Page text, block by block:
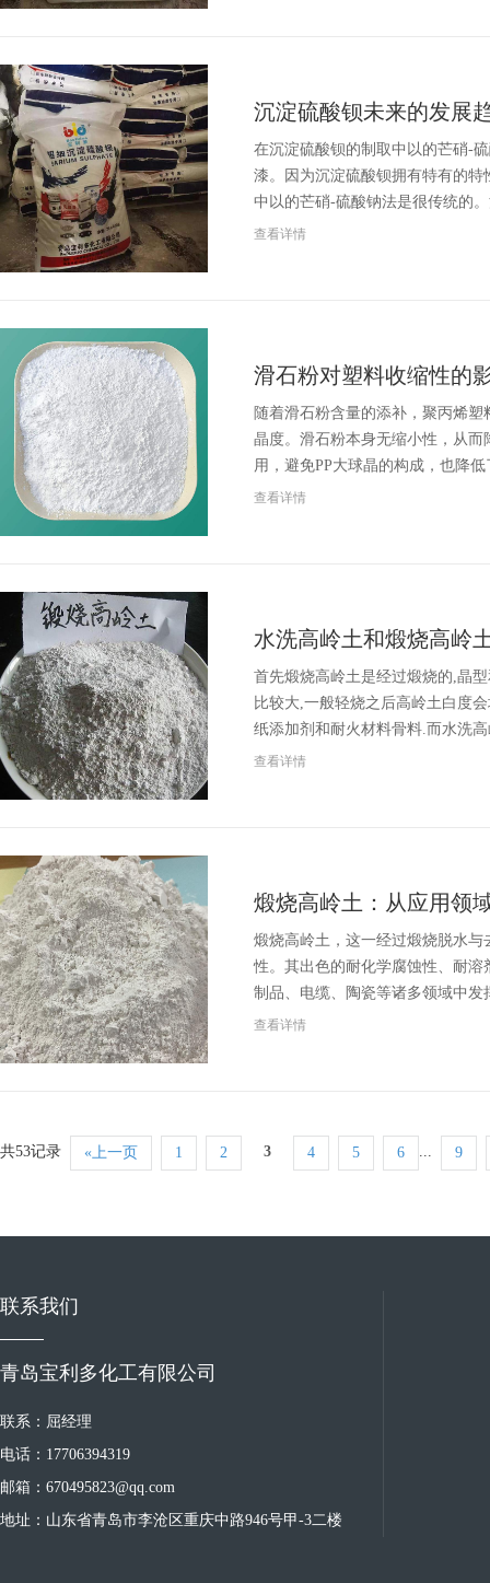
沉淀硫酸钡未来的发展
在沉淀硫酸钡的制取中以的芒硝-
漆。因为沉淀硫酸钡拥有特有的
中以的芒硝-硫酸钠法是很传统的
查看详情
滑石粉对塑料收缩性的
随着滑石粉含量的添补，聚丙烯
晶度。滑石粉本身无缩小性，从而
用，避免PP大球晶的构成，也降
查看详情
水洗高岭土和煅烧高岭
首先煅烧高岭土是经过煅烧的,晶
比较大,一般轻烧之后高岭土白度
纸添加剂和耐火材料骨料.而水洗
查看详情
煅烧高岭土：从应用领
煅烧高岭土，这一经过煅烧脱水
性。其出色的耐化学腐蚀性、耐
制品、电缆、陶瓷等诸多领域中
查看详情
共53记录 «上一页 1 2 3 4 5 6 9
联系我们
青岛宝利多化工有限公司
联系：屈经理
电话：17706394319
邮箱：670495823@qq.com
地址：山东省青岛市李沧区重庆中路946号甲-3二楼